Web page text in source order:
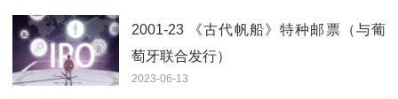
2001-23 《古代帆船》特种邮票（与葡
萄牙联合发行）
2023-06-13